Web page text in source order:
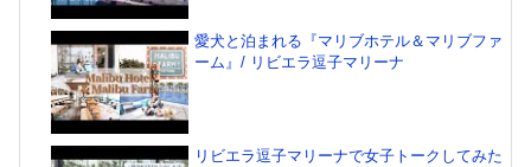
愛犬と泊まれる『マリブホテル＆マリブファ
ーム』/ リビエラ逗子マリーナ
リビエラ逗子マリーナで女子トークしてみた